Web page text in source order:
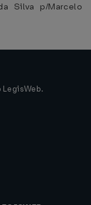
Silva p/Marcelo
LegisWeb.